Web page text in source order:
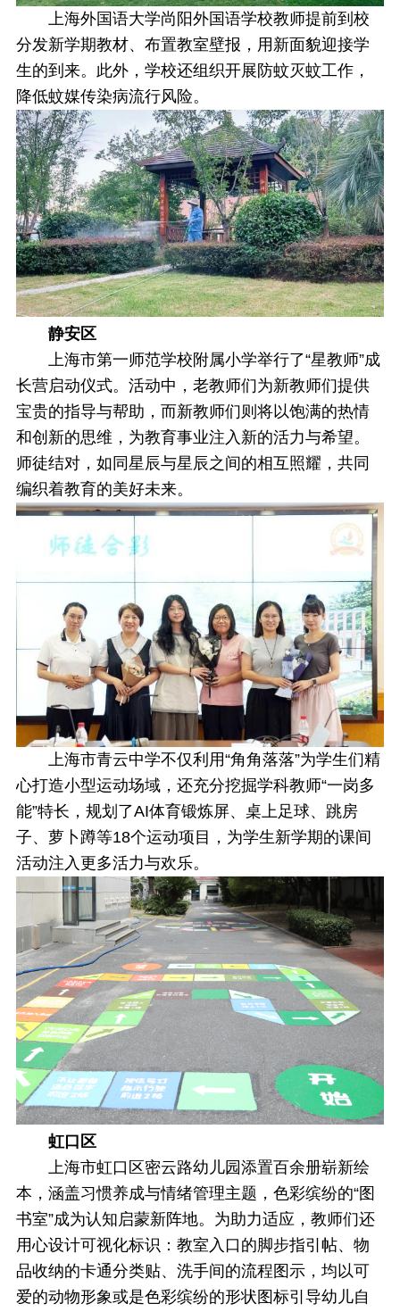
上海外国语大学尚阳外国语学校教师提前到校
分发新学期教材、布置教室壁报，用新面貌迎接学
生的到来。此外，学校还组织开展防蚊灭蚊工作，
降低蚊媒传染病流行风险。
静安区
上海市第一师范学校附属小学举行了“星教师”成
长营启动仪式。活动中，老教师们为新教师们提供
宝贵的指导与帮助，而新教师们则将以饱满的热情
和创新的思维，为教育事业注入新的活力与希望。
师徒结对，如同星辰与星辰之间的相互照耀，共同
编织着教育的美好未来。
上海市青云中学不仅利用“角角落落”为学生们精
心打造小型运动场域，还充分挖掘学科教师“一岗多
能”特长，规划了AI体育锻炼屏、桌上足球、跳房
子、萝卜蹲等18个运动项目，为学生新学期的课间
活动注入更多活力与欢乐。
虹口区
上海市虹口区密云路幼儿园添置百余册崭新绘
本，涵盖习惯养成与情绪管理主题，色彩缤纷的“图
书室”成为认知启蒙新阵地。为助力适应，教师们还
用心设计可视化标识：教室入口的脚步指引帖、物
品收纳的卡通分类贴、洗手间的流程图示，均以可
爱的动物形象或是色彩缤纷的形状图标引导幼儿自